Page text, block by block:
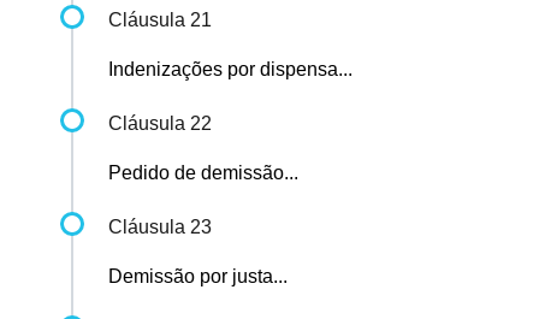
Cláusula 21
Indenizações por dispensa...
Cláusula 22
Pedido de demissão...
Cláusula 23
Demissão por justa...